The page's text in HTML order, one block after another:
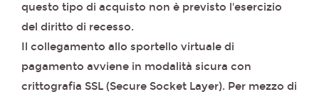
questo tipo di acquisto non è previsto l'esercizio
del diritto di recesso.
Il collegamento allo sportello virtuale di
pagamento avviene in modalità sicura con
crittografia SSL (Secure Socket Layer). Per mezzo di